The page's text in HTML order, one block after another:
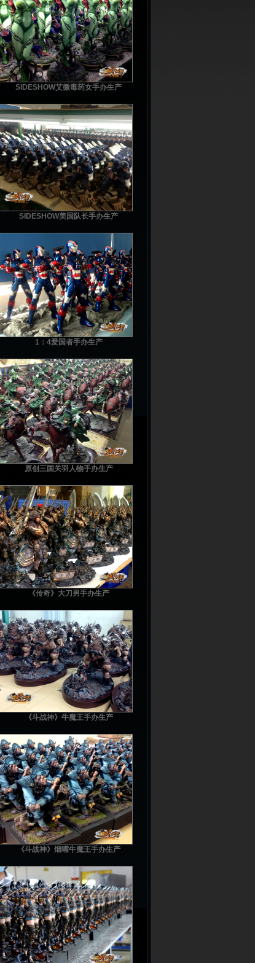
SIDESHOW艾微毒药女手办生产
SIDESHOW美国队长手办生产
1：4爱国者手办生产
原创三国关羽人物手办生产
《传奇》大刀男手办生产
《斗战神》牛魔王手办生产
《斗战神》烟嘴牛魔王手办生产